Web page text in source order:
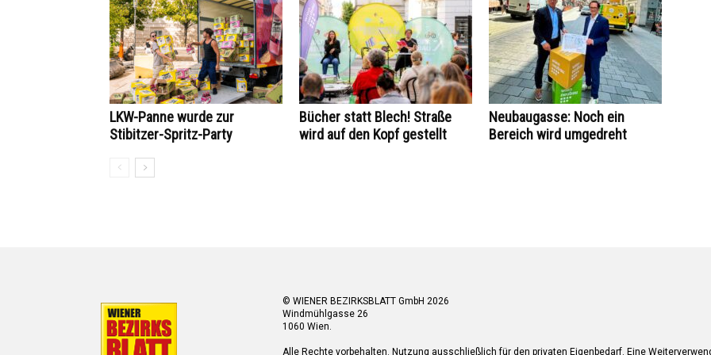
LKW-Panne wurde zur
Stibitzer-Spritz-Party
Bücher statt Blech! Straße
wird auf den Kopf gestellt
Neubaugasse: Noch ein
Bereich wird umgedreht
© WIENER BEZIRKSBLATT GmbH 2026
Windmühlgasse 26
1060 Wien.
Alle Rechte vorbehalten. Nutzung ausschließlich für den privaten Eigenbedarf. Eine